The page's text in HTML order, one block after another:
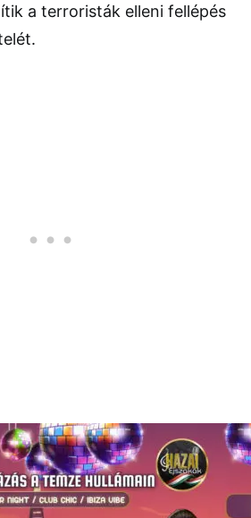
a terroristák elleni fellépés